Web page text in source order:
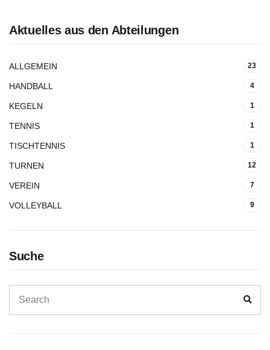
Aktuelles aus den Abteilungen
ALLGEMEIN 23
HANDBALL 4
KEGELN 1
TENNIS 1
TISCHTENNIS 1
TURNEN 12
VEREIN 7
VOLLEYBALL 9
Suche
for: